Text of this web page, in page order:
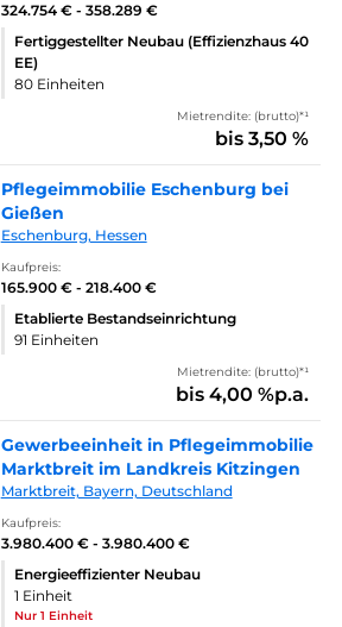
324.754 € - 358.289 €
Fertiggestellter Neubau (Effizienzhaus 40
EE)
80 Einheiten
Mietrendite: (brutto)*¹
bis 3,50 %
Pflegeimmobilie Eschenburg bei
Gießen
Eschenburg, Hessen
Kaufpreis:
165.900 € - 218.400 €
Etablierte Bestandseinrichtung
91 Einheiten
Mietrendite: (brutto)*¹
bis 4,00 %p.a.
Gewerbeeinheit in Pflegeimmobilie
Marktbreit im Landkreis Kitzingen
Marktbreit, Bayern, Deutschland
Kaufpreis:
3.980.400 € - 3.980.400 €
Energieeffizienter Neubau
1 Einheit
Nur 1 Einheit